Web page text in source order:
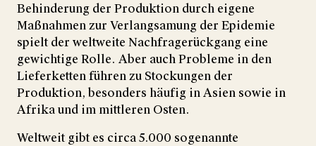
Behinderung der Produktion durch eigene
Maßnahmen zur Verlangsamung der Epidemie
spielt der weltweite Nachfragerückgang eine
gewichtige Rolle. Aber auch Probleme in den
Lieferketten führen zu Stockungen der
Produktion, besonders häufig in Asien sowie in
Afrika und im mittleren Osten.
Weltweit gibt es circa 5.000 sogenannte